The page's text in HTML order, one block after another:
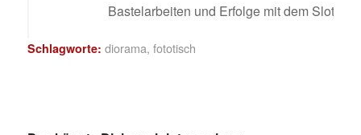
Bastelarbeiten und Erfolge mit dem Slotcar
Schlagworte: diorama, fototisch